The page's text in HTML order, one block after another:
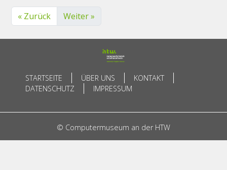
« Zurück Weiter »
STARTSEITE ÜBER UNS
KONTAKT
DATENSCHUTZ
IMPRESSUM
© Computermuseum an der HTW